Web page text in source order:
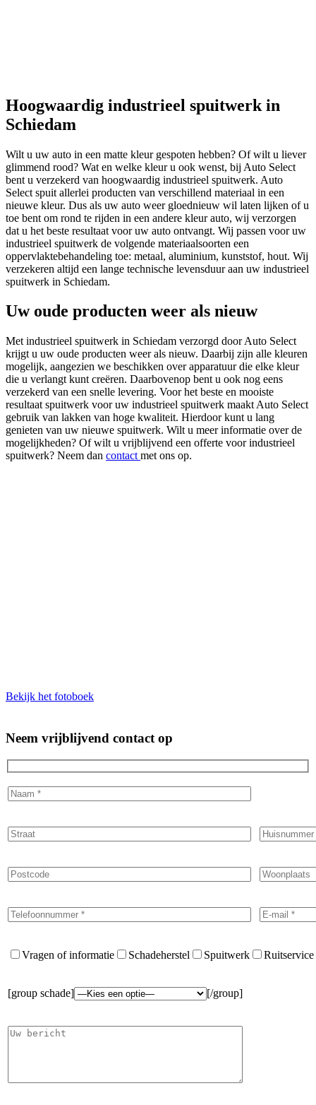
Hoogwaardig industrieel spuitwerk in
Schiedam
Wilt u uw auto in een matte kleur gespoten hebben? Of wilt u liever
glimmend rood? Wat en welke kleur u ook wenst, bij Auto Select
bent u verzekerd van hoogwaardig industrieel spuitwerk. Auto
Select spuit allerlei producten van verschillend materiaal in een
nieuwe kleur. Dus als uw auto weer gloednieuw wil laten lijken of u
toe bent om rond te rijden in een andere kleur auto, wij verzorgen
dat u het beste resultaat voor uw auto ontvangt. Wij passen voor uw
industrieel spuitwerk de volgende materiaalsoorten een
oppervlaktebehandeling toe: metaal, aluminium, kunststof, hout. Wij
verzekeren altijd een lange technische levensduur aan uw industrieel
spuitwerk in Schiedam.
Uw oude producten weer als nieuw
Met industrieel spuitwerk in Schiedam verzorgd door Auto Select
krijgt u uw oude producten weer als nieuw. Daarbij zijn alle kleuren
mogelijk, aangezien we beschikken over apparatuur die elke kleur
die u verlangt kunt creëren. Daarbovenop bent u ook nog eens
verzekerd van een snelle levering. Voor het beste en mooiste
resultaat spuitwerk voor uw industrieel spuitwerk maakt Auto Select
gebruik van lakken van hoge kwaliteit. Hierdoor kunt u lang
genieten van uw nieuwe spuitwerk. Wilt u meer informatie over de
mogelijkheden? Of wilt u vrijblijvend een offerte voor industrieel
spuitwerk? Neem dan contact met ons op.
Bekijk het fotoboek
Neem vrijblijvend contact op
Vragen of informatie Schadeherstel Spuitwerk Ruitservice
[group schade] [/group]